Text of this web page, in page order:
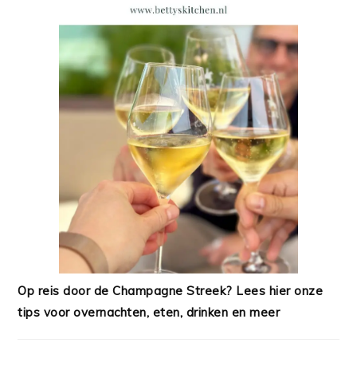
Op reis door de Champagne Streek? Lees hier onze
tips voor overnachten, eten, drinken en meer